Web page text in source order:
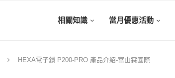
相關知識 當月優惠活動
HEXA電子鎖 P200-PRO 產品介紹-富山霖國際